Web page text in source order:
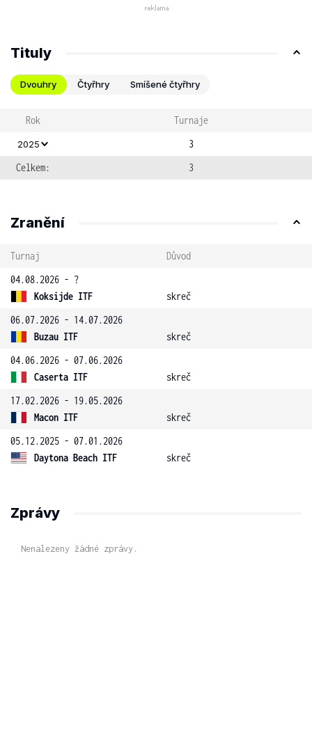
Tituly
Dvouhry Čtyřhry Smíšené čtyřhry
Rok Turnaje
2025
3
Celkem:
3
Zranění
Turnaj
Důvod
04.08.2026 - ?
Koksijde ITF
skreč
06.07.2026 - 14.07.2026
Buzau ITF
skreč
04.06.2026 - 07.06.2026
Caserta ITF
skreč
17.02.2026 - 19.05.2026
Macon ITF
skreč
05.12.2025 - 07.01.2026
Daytona Beach ITF
skreč
Zprávy
Nenalezeny žádné zprávy.